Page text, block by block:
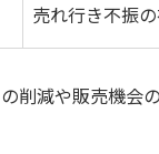
売れ行き不振
削減や販売機会